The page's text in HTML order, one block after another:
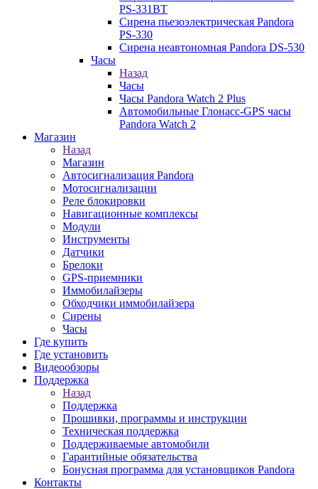
PS-331BT
Сирена пьезоэлектрическая Pandora
PS-330
Сирена неавтономная Pandora DS-530
Часы
Назад
Часы
Часы Pandora Watch 2 Plus
Автомобильные Глонасс-GPS часы
Pandora Watch 2
Магазин
Назад
Магазин
Автосигнализация Pandora
Мотосигнализации
Реле блокировки
Навигационные комплексы
Модули
Инструменты
Датчики
Брелоки
GPS-приемники
Иммобилайзеры
Обходчики иммобилайзера
Сирены
Часы
Где купить
Где установить
Видеообзоры
Поддержка
Назад
Поддержка
Прошивки, программы и инструкции
Техническая поддержка
Поддерживаемые автомобили
Гарантийные обязательства
Бонусная программа для установщиков Pandora
Контакты